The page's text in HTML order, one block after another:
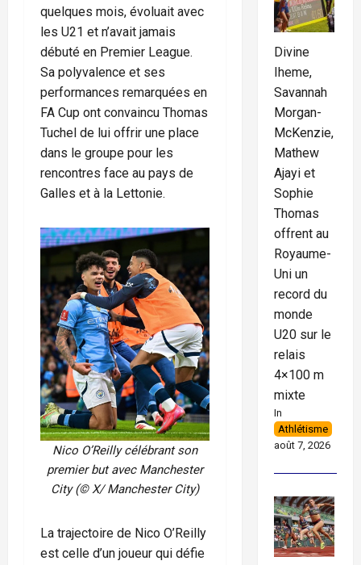
quelques mois, évoluait avec
les U21 et n’avait jamais
débuté en Premier League.
Sa polyvalence et ses
performances remarquées en
FA Cup ont convaincu Thomas
Tuchel de lui offrir une place
dans le groupe pour les
rencontres face au pays de
Galles et à la Lettonie.
Nico O’Reilly célébrant son
premier but avec Manchester
City (© X/ Manchester City)
La trajectoire de Nico O’Reilly
est celle d’un joueur qui défie
Divine
Iheme,
Savannah
Morgan-
McKenzie,
Mathew
Ajayi et
Sophie
Thomas
offrent au
Royaume-
Uni un
record du
monde
U20 sur le
relais
4×100 m
mixte
In
Athlétisme
août 7, 2026